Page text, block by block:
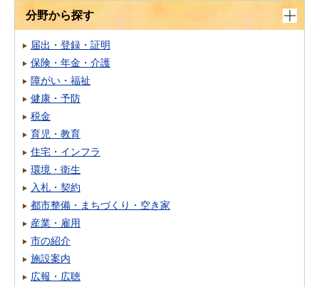
分野から探す
届出・登録・証明
保険・年金・介護
障がい・福祉
健康・予防
税金
育児・教育
住宅・インフラ
環境・衛生
入札・契約
都市整備・まちづくり・空き家
産業・雇用
市の紹介
施設案内
広報・広聴